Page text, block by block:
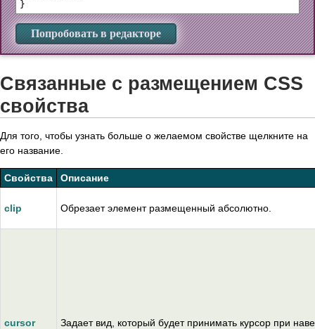
Попробовать в редакторе
Связанные с размещением CSS
свойства
Для того, чтобы узнать больше о желаемом свойстве щелкните на
его название.
Свойства Описание
clip Обрезает элемент размещенный абсолютно.
cursor Задает вид, который будет принимать курсор при